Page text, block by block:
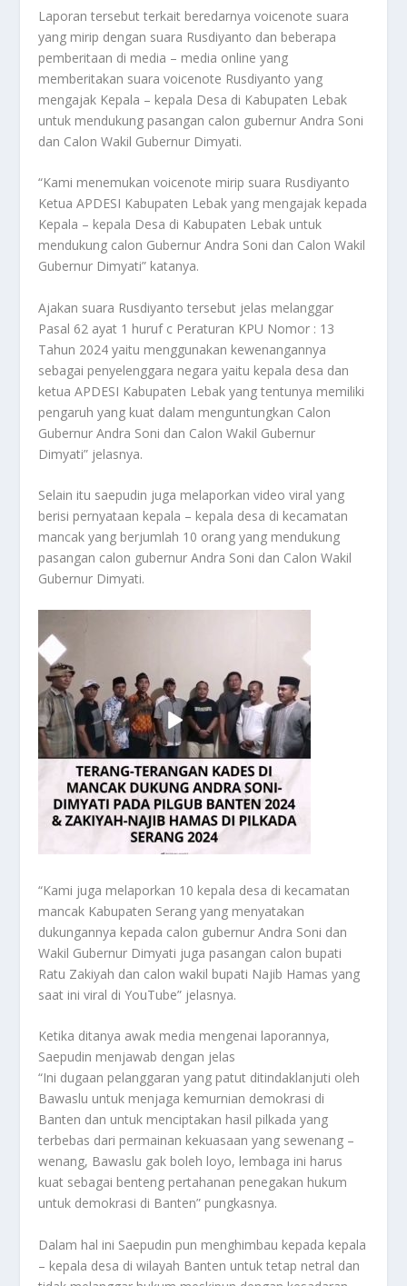
Laporan tersebut terkait beredarnya voicenote suara
yang mirip dengan suara Rusdiyanto dan beberapa
pemberitaan di media – media online yang
memberitakan suara voicenote Rusdiyanto yang
mengajak Kepala – kepala Desa di Kabupaten Lebak
untuk mendukung pasangan calon gubernur Andra Soni
dan Calon Wakil Gubernur Dimyati.
“Kami menemukan voicenote mirip suara Rusdiyanto
Ketua APDESI Kabupaten Lebak yang mengajak kepada
Kepala – kepala Desa di Kabupaten Lebak untuk
mendukung calon Gubernur Andra Soni dan Calon Wakil
Gubernur Dimyati” katanya.
Ajakan suara Rusdiyanto tersebut jelas melanggar
Pasal 62 ayat 1 huruf c Peraturan KPU Nomor : 13
Tahun 2024 yaitu menggunakan kewenangannya
sebagai penyelenggara negara yaitu kepala desa dan
ketua APDESI Kabupaten Lebak yang tentunya memiliki
pengaruh yang kuat dalam menguntungkan Calon
Gubernur Andra Soni dan Calon Wakil Gubernur
Dimyati” jelasnya.
Selain itu saepudin juga melaporkan video viral yang
berisi pernyataan kepala – kepala desa di kecamatan
mancak yang berjumlah 10 orang yang mendukung
pasangan calon gubernur Andra Soni dan Calon Wakil
Gubernur Dimyati.
“Kami juga melaporkan 10 kepala desa di kecamatan
mancak Kabupaten Serang yang menyatakan
dukungannya kepada calon gubernur Andra Soni dan
Wakil Gubernur Dimyati juga pasangan calon bupati
Ratu Zakiyah dan calon wakil bupati Najib Hamas yang
saat ini viral di YouTube” jelasnya.
Ketika ditanya awak media mengenai laporannya,
Saepudin menjawab dengan jelas
“Ini dugaan pelanggaran yang patut ditindaklanjuti oleh
Bawaslu untuk menjaga kemurnian demokrasi di
Banten dan untuk menciptakan hasil pilkada yang
terbebas dari permainan kekuasaan yang sewenang –
wenang, Bawaslu gak boleh loyo, lembaga ini harus
kuat sebagai benteng pertahanan penegakan hukum
untuk demokrasi di Banten” pungkasnya.
Dalam hal ini Saepudin pun menghimbau kepada kepala
– kepala desa di wilayah Banten untuk tetap netral dan